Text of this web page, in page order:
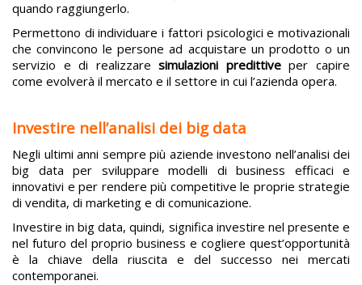
quando raggiungerlo.
Permettono di individuare i fattori psicologici e motivazionali
che convincono le persone ad acquistare un prodotto o un
servizio e di realizzaresimulazioni predittiveper capire
come evolverà il mercato e il settore in cui l’azienda opera.
Investire nell’analisi dei big data
Negli ultimi anni sempre più aziende investono nell’analisi dei
big data per sviluppare modelli di business efficaci e
innovativi e per rendere più competitive le proprie strategie
di vendita, di marketing e di comunicazione.
Investire in big data, quindi, significa investire nel presente e
nel futuro del proprio business e cogliere quest’opportunità
è la chiave della riuscita e del successo nei mercati
contemporanei.